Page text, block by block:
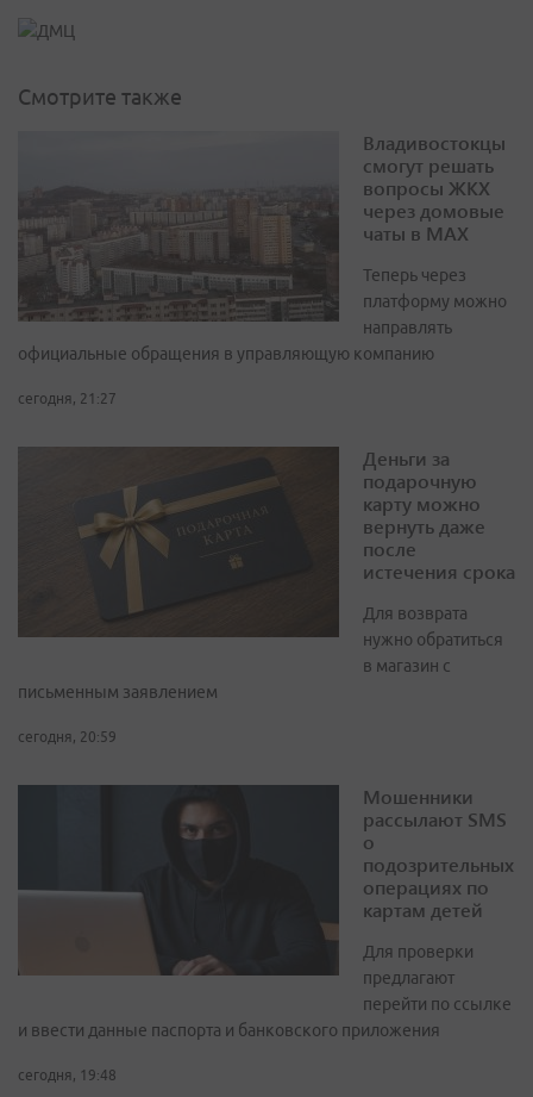
Смотрите также
Владивостокцы
смогут решать
вопросы ЖКХ
через домовые
чаты в МАХ
Теперь через
платформу можно
направлять
официальные обращения в управляющую компанию
сегодня, 21:27
Деньги за
подарочную
карту можно
вернуть даже
после
истечения срока
Для возврата
нужно обратиться
в магазин с
письменным заявлением
сегодня, 20:59
Мошенники
рассылают SMS
о
подозрительных
операциях по
картам детей
Для проверки
предлагают
перейти по ссылке
и ввести данные паспорта и банковского приложения
сегодня, 19:48